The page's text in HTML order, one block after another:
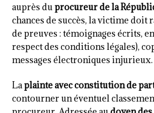
auprès duprocureur de la
chances de succès, la victime
de preuves : témoignages écrits,
respect des conditions légales),
messages électroniques injurieux.
Laplainte avec constitution de
contourner un éventuel